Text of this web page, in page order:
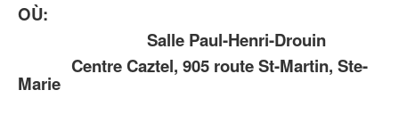
OÙ:
Salle Paul-Henri-Drouin
Centre Caztel, 905 route St-Martin, Ste-
Marie